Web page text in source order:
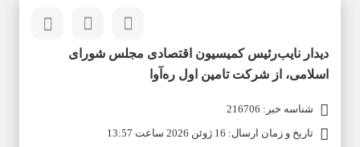
دیدار نایب‌رئیس کمیسیون اقتصادی مجلس شورای
اسلامی، از شرکت تامین اول ره‌آوا
شناسه خبر: 216706
تاریخ و زمان ارسال: 16 ژوئن 2026 ساعت 13:57